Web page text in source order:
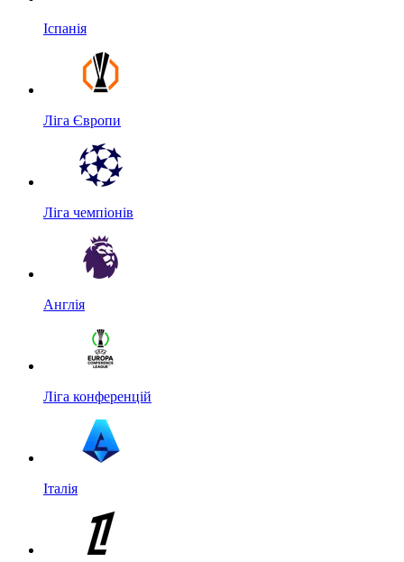
Іспанія
Ліга Європи
Ліга чемпіонів
Англія
Ліга конференцій
Італія